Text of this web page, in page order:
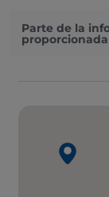
Parte de la